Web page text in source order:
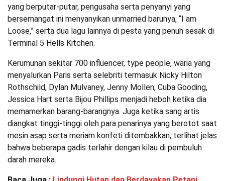
yang berputar-putar, pengusaha serta penyanyi yang
bersemangat ini menyanyikan unmarried barunya, “I am
Loose,” serta dua lagu lainnya di pesta yang penuh sesak di
Terminal 5 Hells Kitchen.
Kerumunan sekitar 700 influencer, type people, waria yang
menyalurkan Paris serta selebriti termasuk Nicky Hilton
Rothschild, Dylan Mulvaney, Jenny Mollen, Cuba Gooding,
Jessica Hart serta Bijou Phillips menjadi heboh ketika dia
memamerkan barang-barangnya. Juga ketika sang artis
diangkat tinggi-tinggi oleh para penarinya yang berotot saat
mesin asap serta meriam konfeti ditembakkan, terlihat jelas
bahwa beberapa gadis terlahir dengan kilau di pembuluh
darah mereka.